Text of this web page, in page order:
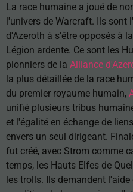
La race humaine a joué de
l'univers de Warcraft. Ils sont
d'Azeroth à s'être opposés à
Légion ardente. Ce sont les
pionniers de la Alliance
la plus détaillée de la race
du premier royaume humain,
unifié plusieurs tribus
et l'égalité en échange de
envers un seul dirigeant.
fut créé, avec Strom comme
temps, les Hauts Elfes de
les trolls. Ils demandent